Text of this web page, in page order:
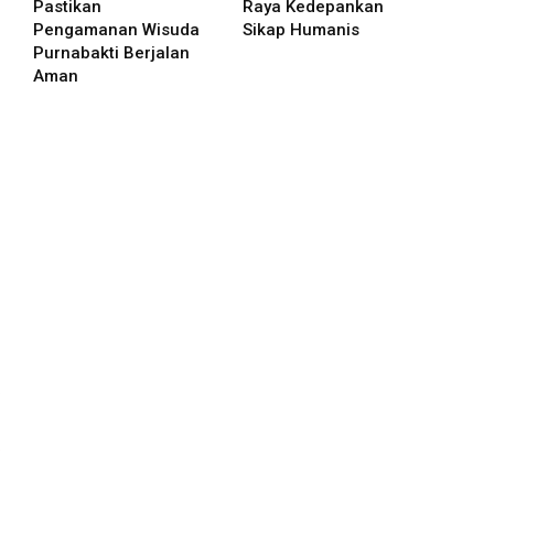
Pastikan
Pengamanan Wisuda
Purnabakti Berjalan
Aman
Raya Kedepankan
Sikap Humanis